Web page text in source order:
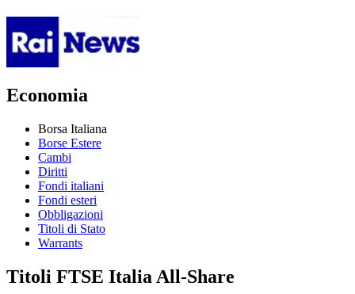
Economia
Borsa Italiana
Borse Estere
Cambi
Diritti
Fondi italiani
Fondi esteri
Obbligazioni
Titoli di Stato
Warrants
Titoli FTSE Italia All-Share